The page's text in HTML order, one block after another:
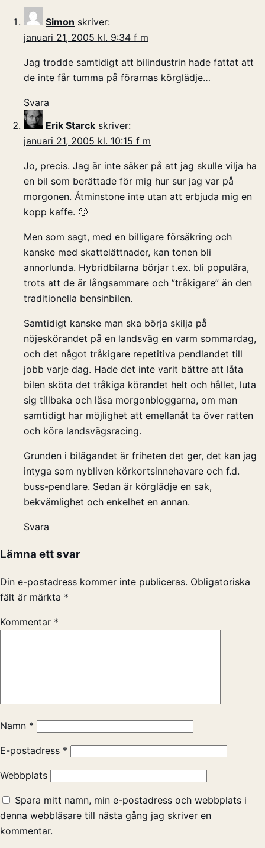
Simon skriver:
januari 21, 2005 kl. 9:34 f m
Jag trodde samtidigt att bilindustrin hade fattat att
de inte får tumma på förarnas körglädje…
Svara
Erik Starck skriver:
januari 21, 2005 kl. 10:15 f m
Jo, precis. Jag är inte säker på att jag skulle vilja ha
en bil som berättade för mig hur sur jag var på
morgonen. Åtminstone inte utan att erbjuda mig en
kopp kaffe. 🙂
Men som sagt, med en billigare försäkring och
kanske med skattelättnader, kan tonen bli
annorlunda. Hybridbilarna börjar t.ex. bli populära,
trots att de är långsammare och ”tråkigare” än den
traditionella bensinbilen.
Samtidigt kanske man ska börja skilja på
nöjeskörandet på en landsväg en varm sommardag,
och det något tråkigare repetitiva pendlandet till
jobb varje dag. Hade det inte varit bättre att låta
bilen sköta det tråkiga körandet helt och hållet, luta
sig tillbaka och läsa morgonbloggarna, om man
samtidigt har möjlighet att emellanåt ta över ratten
och köra landsvägsracing.
Grunden i bilägandet är friheten det ger, det kan jag
intyga som nybliven körkortsinnehavare och f.d.
buss-pendlare. Sedan är körglädje en sak,
bekvämlighet och enkelhet en annan.
Svara
Lämna ett svar
Din e-postadress kommer inte publiceras. Obligatoriska
fält är märkta *
Kommentar *
Namn *
E-postadress *
Webbplats
Spara mitt namn, min e-postadress och webbplats i
denna webbläsare till nästa gång jag skriver en
kommentar.